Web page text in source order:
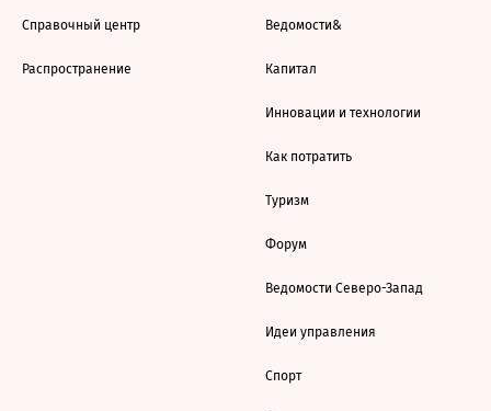
Справочный центр
Распространение
Ведомости&
Капитал
Инновации и технологии
Как потратить
Туризм
Форум
Ведомости Северо-Запад
Идеи управления
Спорт